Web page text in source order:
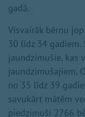
gadā.
Visvairāk bērnu
30 līdz 34
jaundzimušie, kas
jaundzimušajiem.
no 35 līdz 39
savukārt mātēm
piedzimuši 2766